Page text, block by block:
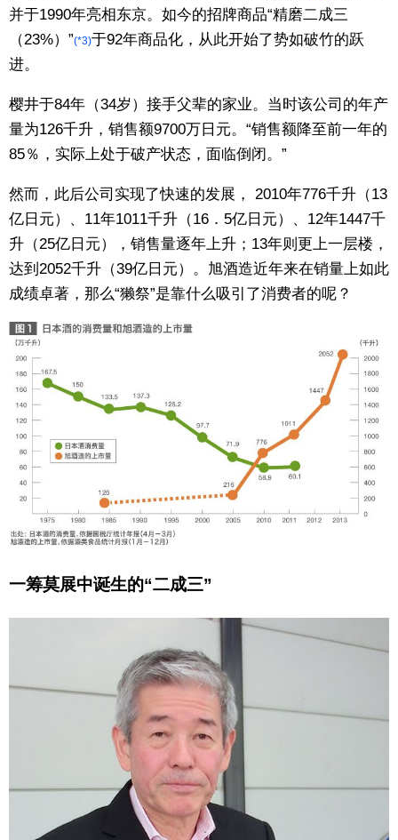
并于1990年亮相东京。如今的招牌商品“精磨二成三
（23%）”(*3)于92年商品化，从此开始了势如破竹的跃
进。
樱井于84年（34岁）接手父辈的家业。当时该公司的年产
量为126千升，销售额9700万日元。“销售额降至前一年的
85％，实际上处于破产状态，面临倒闭。”
然而，此后公司实现了快速的发展， 2010年776千升（13
亿日元）、11年1011千升（16．5亿日元）、12年1447千
升（25亿日元），销售量逐年上升；13年则更上一层楼，
达到2052千升（39亿日元）。旭酒造近年来在销量上如此
成绩卓著，那么“獭祭”是靠什么吸引了消费者的呢？
一筹莫展中诞生的“二成三”